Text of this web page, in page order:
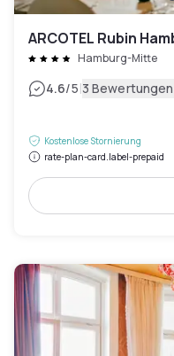
ARCOTEL Rubin
Hamburg-Mitte
4.6/5|3 Bewertungen
Kostenlose Stornierung
rate-plan-card.label-prepaid